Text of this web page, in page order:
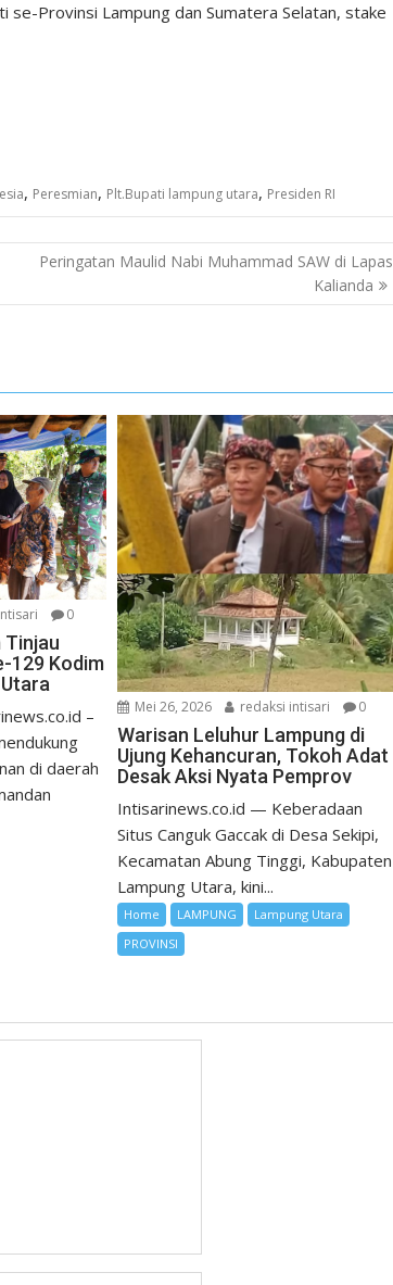
se-Provinsi Lampung dan Sumatera Selatan, stake
, Peresmian, Plt.Bupati lampung utara, Presiden RI
Peringatan Maulid Nabi Muhammad SAW di Lapas
Kalianda
0
Tinjau
129 Kodim
–
di daerah
Mei 26, 2026 redaksi intisari 0
Warisan Leluhur Lampung di
Ujung Kehancuran, Tokoh Adat
Desak Aksi Nyata Pemprov
Intisarinews.co.id — Keberadaan
Situs Canguk Gaccak di Desa Sekipi,
Kecamatan Abung Tinggi, Kabupaten
Lampung Utara, kini...
Home LAMPUNG
Lampung Utara
PROVINSI